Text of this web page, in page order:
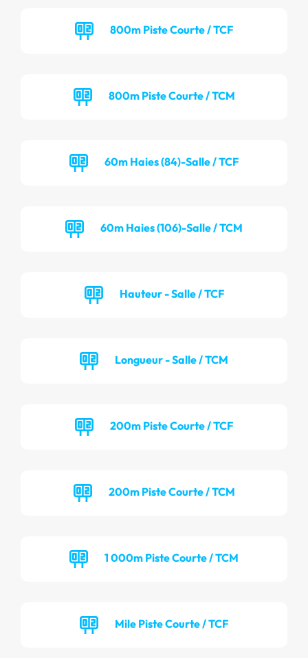
800m Piste Courte / TCF
800m Piste Courte / TCM
60m Haies (84)-Salle / TCF
60m Haies (106)-Salle / TCM
Hauteur - Salle / TCF
Longueur - Salle / TCM
200m Piste Courte / TCF
200m Piste Courte / TCM
1 000m Piste Courte / TCM
Mile Piste Courte / TCF